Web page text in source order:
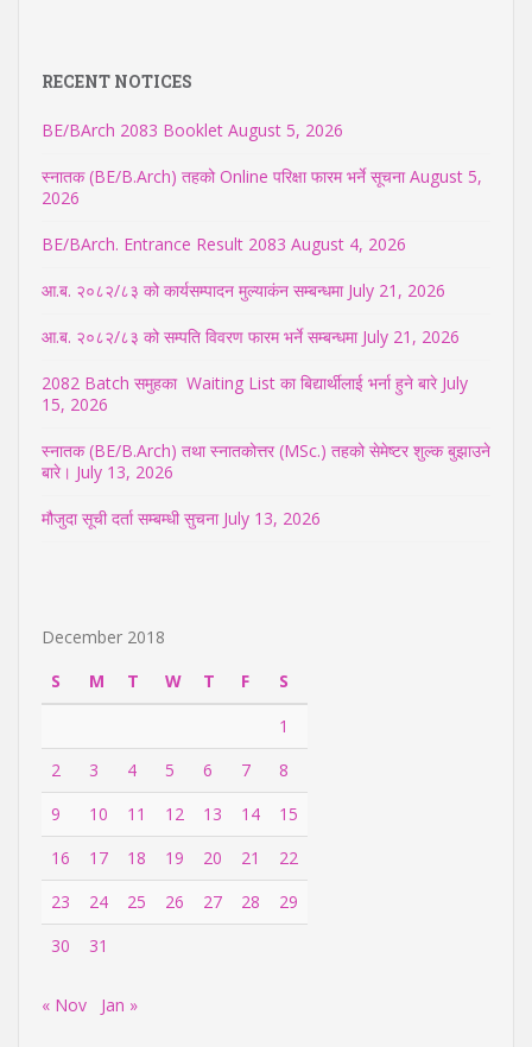
RECENT NOTICES
BE/BArch 2083 Booklet August 5, 2026
स्नातक (BE/B.Arch) तहको Online परिक्षा फारम भर्ने सूचना August 5,
2026
BE/BArch. Entrance Result 2083 August 4, 2026
आ.ब. २०८२/८३ को कार्यसम्पादन मुल्याकंन सम्बन्धमा July 21, 2026
आ.ब. २०८२/८३ को सम्पति विवरण फारम भर्ने सम्बन्धमा July 21, 2026
2082 Batch समुहका Waiting List का बिद्यार्थीलाई भर्ना हुने बारे July
15, 2026
स्नातक (BE/B.Arch) तथा स्नातकोत्तर (MSc.) तहको सेमेष्टर शुल्क बुझाउने
बारे। July 13, 2026
मौजुदा सूची दर्ता सम्बम्धी सुचना July 13, 2026
December 2018
S
M T W T F
S
1
2
3 4 5 6 7
8
9
10 11 12 13 14
15
16
17 18 19 20 21
22
23
24 25 26 27 28
29
30
31
« Nov Jan »